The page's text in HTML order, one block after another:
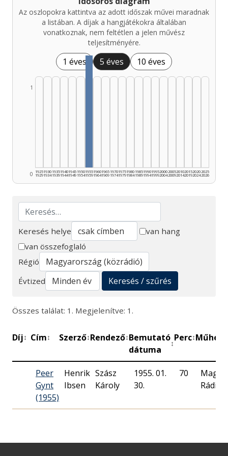
Az oszlopokra kattintva az adott időszak művei maradnak
a listában. A díjak a hangjátékokra általában
vonatkoznak, nem feltétlen a jelen művész
teljesítményére.
1 éves 5 éves 10 éves
0
1
1925
1929
1930
1934
1935
1939
1940
1944
1945
1949
1950
1954
1955
1959
1960
1964
1965
1969
1970
1974
1975
1979
1980
1984
1985
1989
1990
1994
1995
1999
2000
2004
2005
2009
2010
2014
2015
2019
2020
2024
2025
2026
Keresés
Keresés helye
van hang
van összefoglaló
Régió
Évtized
Keresés / szűrés
Összes találat: 1. Megjelenítve: 1.
Díj↕ Cím↕ Szerző↕Rendező↕Bemutató
dátuma
↕
Perc↕Műhely
Peer
Gynt
(1955)
Henrik
Ibsen
Szász
Károly
1955. 01.
30.
70
Rádió